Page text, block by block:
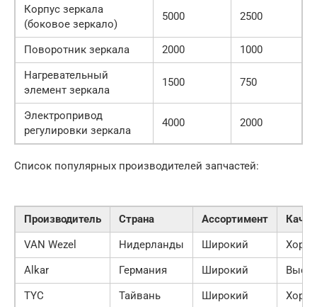
Корпус зеркала
(боковое зеркало)
5000 2500
Поворотник зеркала 2000
1000
Нагревательный
элемент зеркала
1500 750
Электропривод
регулировки зеркала
4000 2000
Список популярных производителей запчастей:
Производитель Страна Ассортимент
VAN Wezel
Нидерланды Широкий
Alkar
Германия Широкий
TYC
Тайвань Широкий